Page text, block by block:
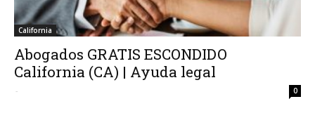
California
Abogados GRATIS ESCONDIDO
California (CA) | Ayuda legal
- 0